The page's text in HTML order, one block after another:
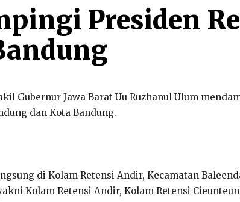
Presiden
Gubernur Jawa Barat Uu Ruzhanul Ulum
dan Kota Bandung.
di Kolam Retensi Andir, Kecamatan
Kolam Retensi Andir, Kolam Retensi